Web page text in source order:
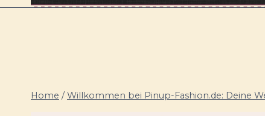
Home / Willkommen bei Pinup-Fashion.de: Deine